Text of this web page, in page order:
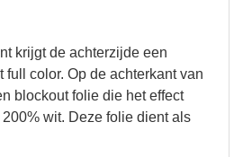
krijgt de achterzijde een
full color. Op de achterkant van
blockout folie die het effect
wit. Deze folie dient als